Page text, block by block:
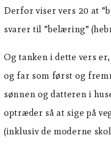
Derfor viser vers 20 at
svarer til ”belæring”
Og tanken i dette vers
og far som først og
sønnen og datteren i
optræder så at sige på
(inklusiv de moderne